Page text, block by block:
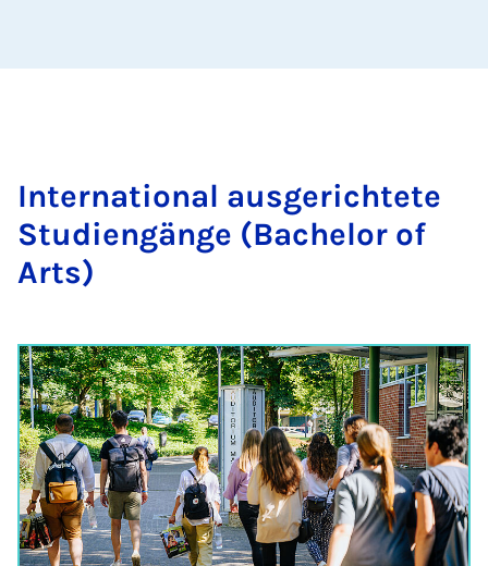
In­ter­na­tion­al aus­gerichtete
Stud­i­engänge (Bach­el­or of
Arts)